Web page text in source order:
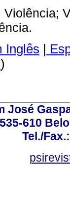
Violência;
Inglês |
)
José
610
Tel./